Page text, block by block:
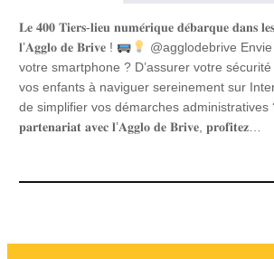
𝐋𝐞 𝟒𝟎𝟎 𝐓𝐢𝐞𝐫𝐬-𝐥𝐢𝐞𝐮 𝐧𝐮𝐦𝐞́𝐫𝐢𝐪𝐮𝐞 𝐝𝐞́𝐛𝐚𝐫𝐪𝐮𝐞 𝐝𝐚𝐧𝐬
𝐥’𝐀𝐠𝐠𝐥𝐨 𝐝𝐞 𝐁𝐫𝐢𝐯𝐞 !
@‌agglodebrive
votre smartphone ? D’assurer votre sécurité
vos enfants à naviguer sereinement sur
de simplifier vos démarches administratives
𝐩𝐚𝐫𝐭𝐞𝐧𝐚𝐫𝐢𝐚𝐭 𝐚𝐯𝐞𝐜 𝐥’𝐀𝐠𝐠𝐥𝐨 𝐝𝐞 𝐁𝐫𝐢𝐯𝐞, 𝐩𝐫𝐨𝐟𝐢𝐭𝐞𝐳…